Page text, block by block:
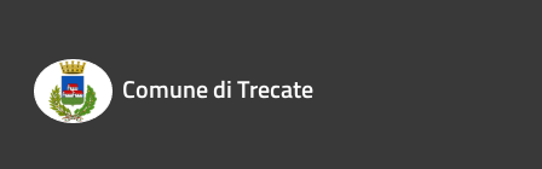
Comune di Trecate